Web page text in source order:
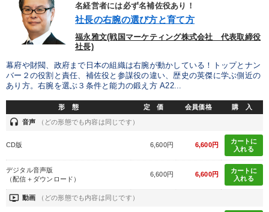
名経営者には必ず名補佐役あり！
社長の右腕の選び方と育て方
福永雅文(戦国マーケティング株式会社 代表取締役
社長)
幕府や財閥、政府まで日本の組織は右腕が動かしている！トップとナン
バー２の役割と責任、補佐役と参謀役の違い、歴史の英傑に学ぶ側近の
あり方。右腕を選ぶ３条件と能力の鍛え方 A22...
形 態 定 価 会員価格 購 入
headset 音声 （どの形態でも内容は同じです）
CD版 6,600円 6,600円
カートに
入れる
デジタル音声版
（配信＋ダウンロード）
6,600円 6,600円
カートに
入れる
ondemand_video 動画 （どの形態でも内容は同じです）